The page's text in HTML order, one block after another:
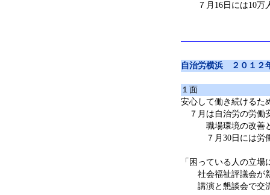
７月16日には10万
自治労横浜 ２０１２
１面
安心して働き続けるた
７月は自治労の労働
職場環境の改善と
７月30日には労働
「困っている人の立
社会福祉評議会が
講演と懇談会で交